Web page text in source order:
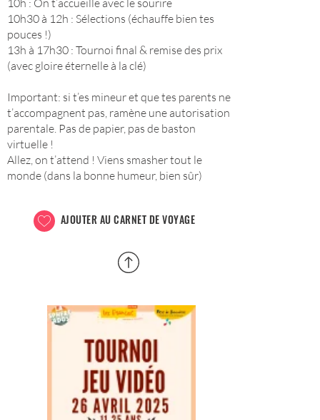
10h : On t’accueille avec le sourire
10h30 à 12h : Sélections (échauffe bien tes
pouces !)
13h à 17h30 : Tournoi final & remise des prix
(avec gloire éternelle à la clé)
Important: si t’es mineur et que tes parents ne
t’accompagnent pas, ramène une autorisation
parentale. Pas de papier, pas de baston
virtuelle !
Allez, on t’attend ! Viens smasher tout le
monde (dans la bonne humeur, bien sûr)
AJOUTER AU CARNET DE VOYAGE